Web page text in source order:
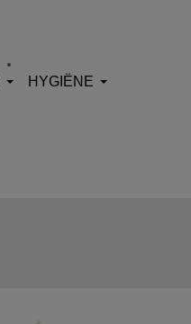
HYGIËNE